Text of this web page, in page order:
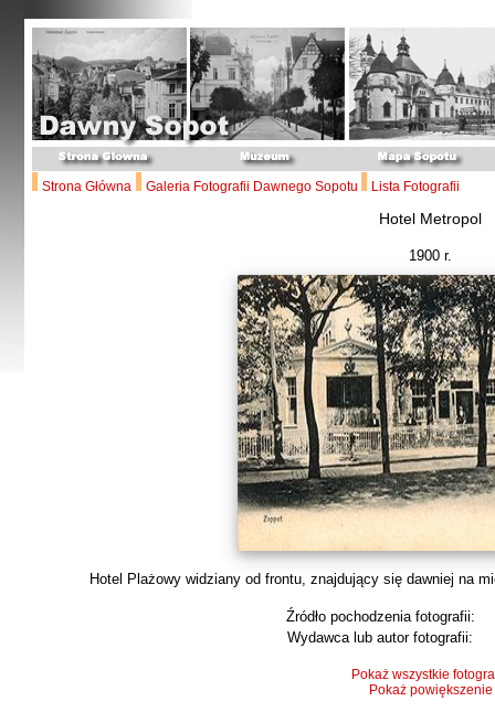
Strona Główna Galeria Fotografii Dawnego Sopotu Lista Fotografii
Hotel Metropol
1900 r.
Hotel Plażowy widziany od frontu, znajdujący się dawniej na
Źródło pochodzenia fotografii:
Wydawca lub autor fotografii:
Pokaż wszystkie
Pokaż powiększenie